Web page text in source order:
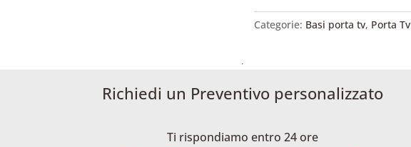
Categorie: Basi porta tv, Porta Tv
Richiedi un Preventivo personalizzato
Ti rispondiamo entro 24 ore